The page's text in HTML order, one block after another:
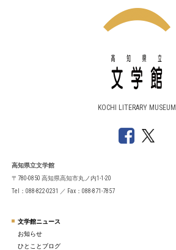
KOCHI LITERARY MUSEUM
高知県立文学館
〒780-0850 高知県高知市丸ノ内1-1-20
Tel：088-822-0231 ／ Fax：088-871-7857
文学館ニュース
お知らせ
ひとことブログ